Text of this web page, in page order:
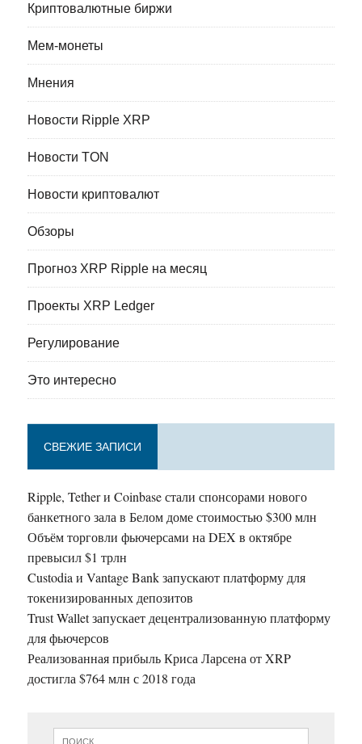
Криптовалютные биржи
Мем-монеты
Мнения
Новости Ripple XRP
Новости TON
Новости криптовалют
Обзоры
Прогноз XRP Ripple на месяц
Проекты XRP Ledger
Регулирование
Это интересно
СВЕЖИЕ ЗАПИСИ
Ripple, Tether и Coinbase стали спонсорами нового
банкетного зала в Белом доме стоимостью $300 млн
Объём торговли фьючерсами на DEX в октябре
превысил $1 трлн
Custodia и Vantage Bank запускают платформу для
токенизированных депозитов
Trust Wallet запускает децентрализованную платформу
для фьючерсов
Реализованная прибыль Криса Ларсена от XRP
достигла $764 млн с 2018 года